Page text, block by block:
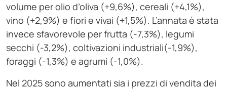
volume per olio d’oliva (+9,6%), cereali (+4,1%),
vino (+2,9%) e fiori e vivai (+1,5%). L’annata è stata
invece sfavorevole per frutta (-7,3%), legumi
secchi (-3,2%), coltivazioni industriali(-1,9%),
foraggi (-1,3%) e agrumi (-1,0%).
Nel 2025 sono aumentati sia i prezzi di vendita dei